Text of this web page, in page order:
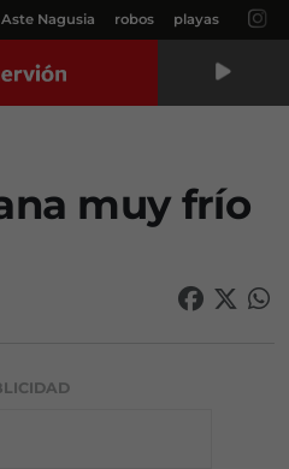
Aste Nagusia robos playas
muy frío